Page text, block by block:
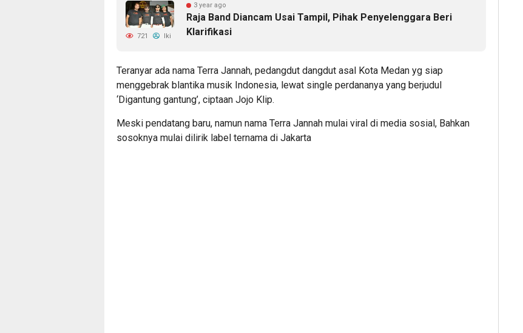
3 year ago
Raja Band Diancam Usai Tampil, Pihak Penyelenggara Beri
Klarifikasi
721 Iki
Teranyar ada nama Terra Jannah, pedangdut dangdut asal Kota Medan yg siap
menggebrak blantika musik Indonesia, lewat single perdananya yang berjudul
‘Digantung gantung’, ciptaan Jojo Klip.
Meski pendatang baru, namun nama Terra Jannah mulai viral di media sosial, Bahkan
sosoknya mulai dilirik label ternama di Jakarta